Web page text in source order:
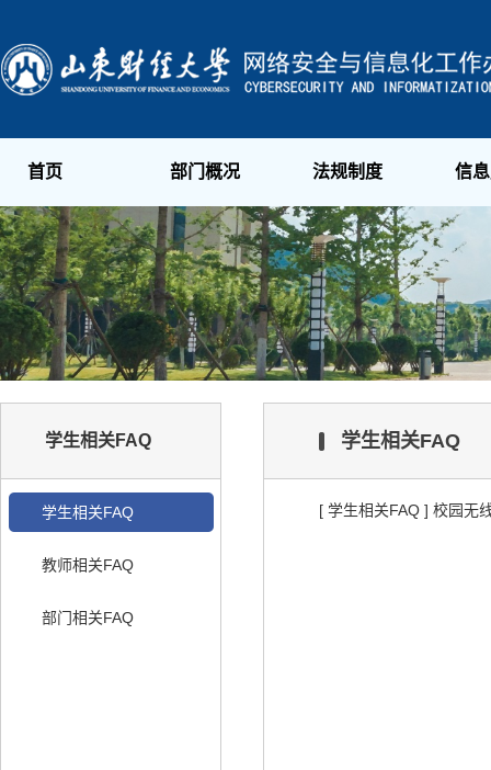
首页 部门概况 法规制度 信
学生相关FAQ
学生相关FAQ
教师相关FAQ
部门相关FAQ
学生相关FAQ
[ 学生相关FAQ ] 校园无